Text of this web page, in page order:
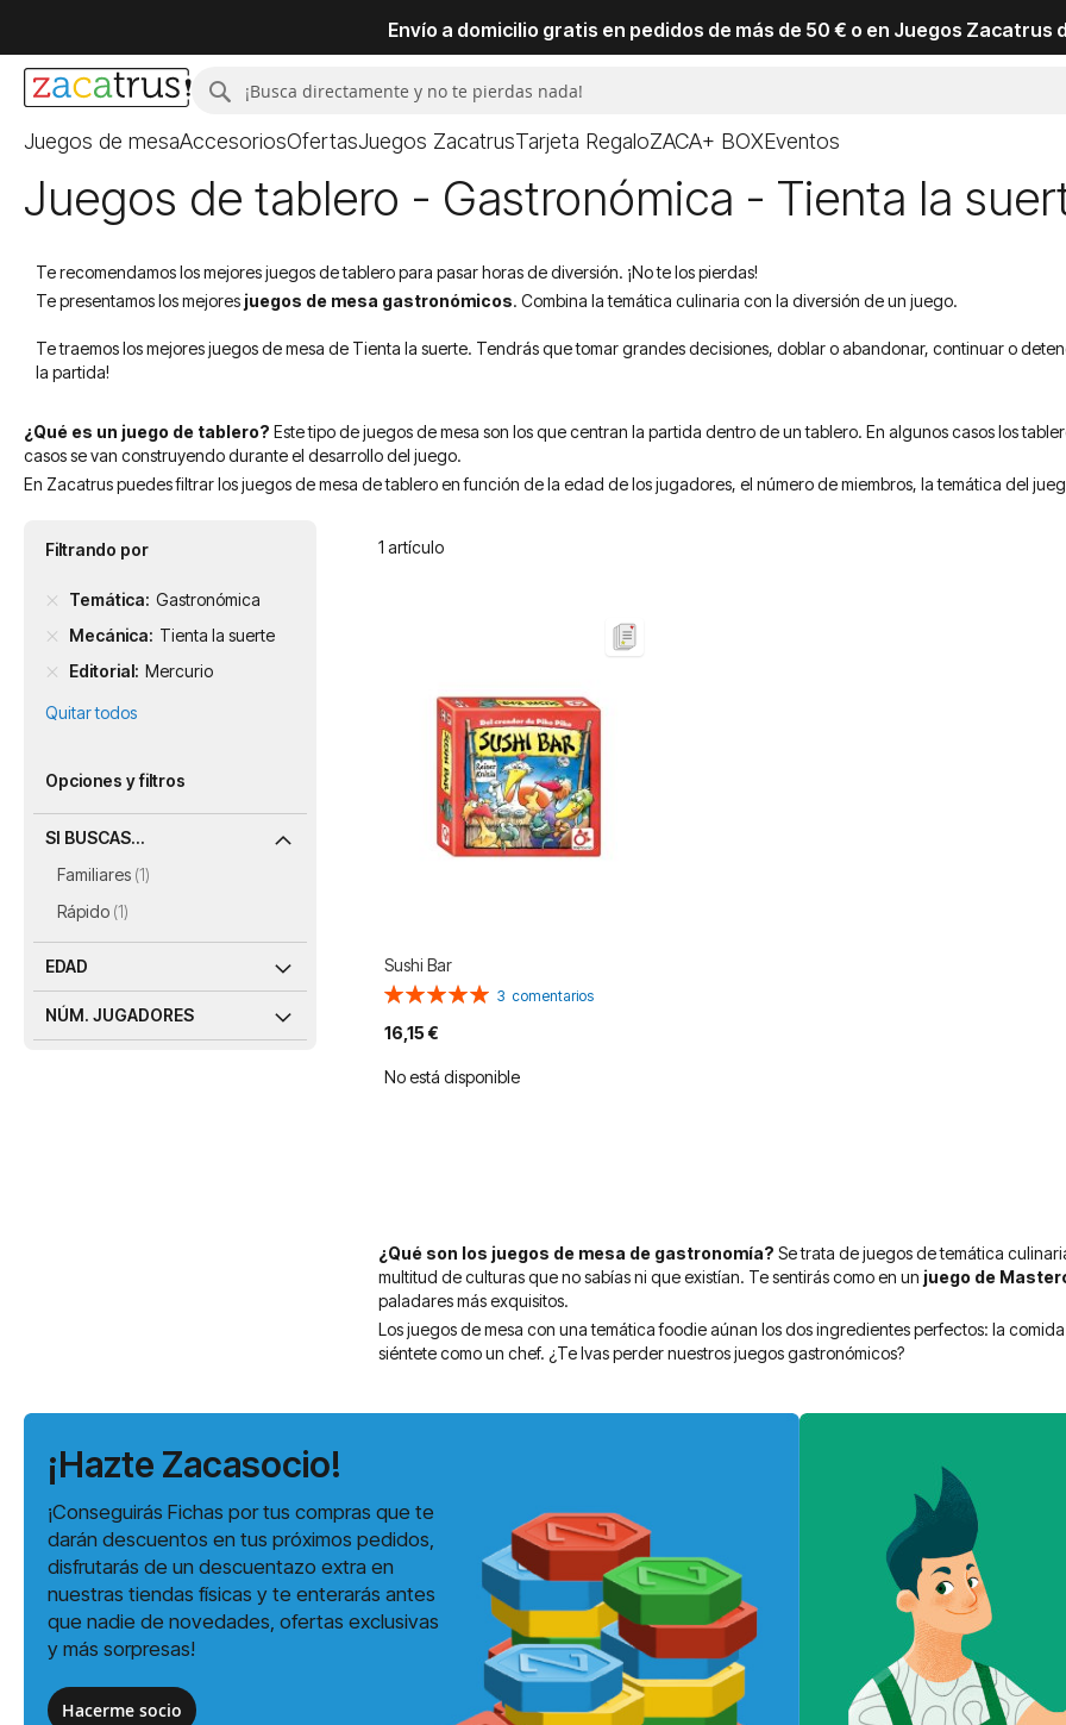
Envío a domicilio gratis en pedidos de más de 50 € o en Juegos Zacatrus
Buscar
Juegos de mesaAccesoriosOfertasJuegos ZacatrusTarjeta RegaloZACA+ BOXEventos
Juegos de tablero - Gastronómica - Tienta la
Te recomendamos los mejores juegos de tablero para pasar horas de diversión. ¡No te los pierdas!
Te presentamos los mejores juegos de mesa gastronómicos. Combina la temática culinaria con la diversión de un juego.
Te traemos los mejores juegos de mesa de Tienta la suerte. Tendrás que tomar grandes decisiones, doblar o abandonar, continuar o
la partida!
¿Qué es un juego de tablero? Este tipo de juegos de mesa son los que centran la partida dentro de un tablero. En algunos casos los
casos se van construyendo durante el desarrollo del juego.
En Zacatrus puedes filtrar los juegos de mesa de tablero en función de la edad de los jugadores, el número de miembros, la temática del
1 artículo
Sushi Bar
Valoración:
3 comentarios
16,15 €
No está disponible
¿Qué son los juegos de mesa de gastronomía? Se trata de juegos de temática
multitud de culturas que no sabías ni que existían. Te sentirás como en un juego de
paladares más exquisitos.
Los juegos de mesa con una temática foodie aúnan los dos ingredientes perfectos: la
siéntete como un chef. ¿Te lvas perder nuestros juegos gastronómicos?
Filtrando por
Temática Gastronómica
Mecánica
Tienta la suerte
Editorial Mercurio
Quitar todos
Opciones y filtros
SI BUSCAS...
Familiares 1
artículo
Rápido 1
artículo
EDAD
NÚM. JUGADORES
¡Hazte Zacasocio!
¡Conseguirás Fichas por tus compras que te
darán descuentos en tus próximos pedidos,
disfrutarás de un descuentazo extra en
nuestras tiendas físicas y te enterarás antes
que nadie de novedades, ofertas exclusivas
y más sorpresas!
Hacerme socio